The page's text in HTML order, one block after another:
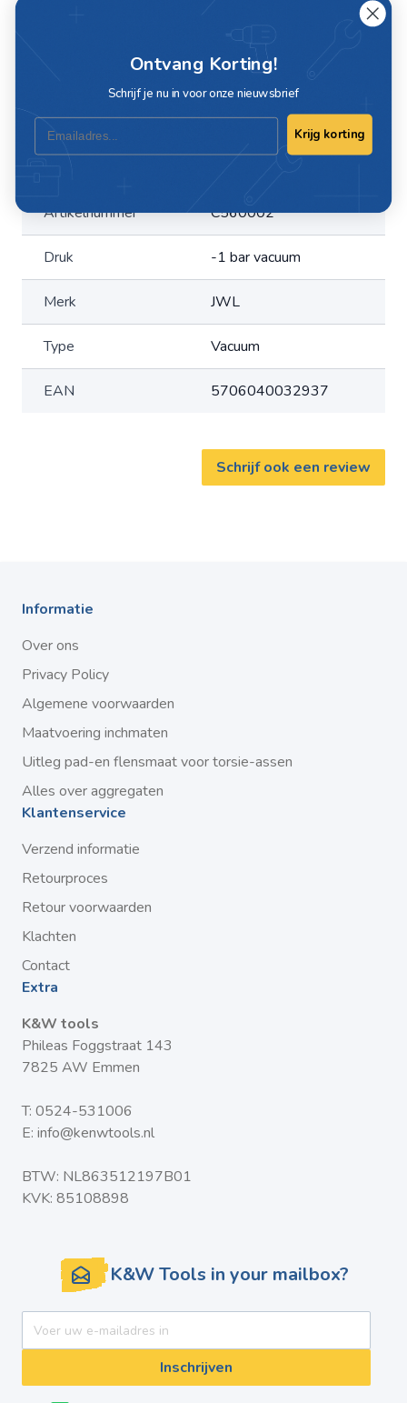
Temperatuurbestendigheid: -20°C tot +60°C
Flow diameter: 7.8mm (euro)
Huis: Staal elvz
Klep: messing
Borgring: gehard staal elvz
Seal: niril rubber
Lees meer
Specificaties
Artikelnummer C560002
Druk -1 bar vacuum
Merk JWL
Type Vacuum
EAN 5706040032937
Schrijf ook een review
Informatie
Over ons
Privacy Policy
Algemene voorwaarden
Maatvoering inchmaten
Uitleg pad-en flensmaat voor torsie-assen
Alles over aggregaten
Klantenservice
Verzend informatie
Retourproces
Retour voorwaarden
Klachten
Contact
Extra
K&W tools
Phileas Foggstraat 143
7825 AW Emmen
T: 0524-531006
E: info@kenwtools.nl
BTW: NL863512197B01
KVK: 85108898
K&W Tools in your mailbox?
Inschrijven
Ontvang Korting!
Schrijf je nu in voor onze nieuwsbrief
Email
Krijg korting